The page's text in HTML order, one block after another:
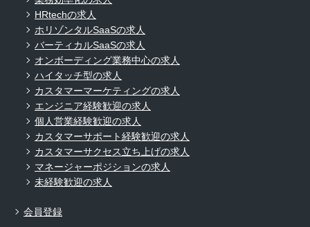
HRtechの求人
ホリゾンタルSaaSの求人
バーティカルSaaSの求人
オンボーディング業務中心の求人
ハイタッチ型の求人
カスタマーマーケティングの求人
エンジニア経験歓迎の求人
個人営業経験歓迎の求人
カスタマーサポート経験歓迎の求人
カスタマーサクセス立ち上げの求人
マネージャーポジションの求人
未経験歓迎の求人
会員登録